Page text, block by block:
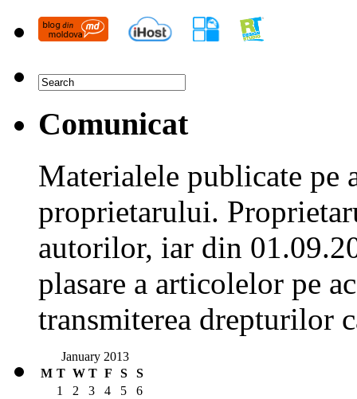
Comunicat
Materialele publicate pe
proprietarului.
autorilor, iar din
plasare a articolelor pe
transmiterea drepturilor
January 2013
M T W T F S S
1 2 3 4 5
6